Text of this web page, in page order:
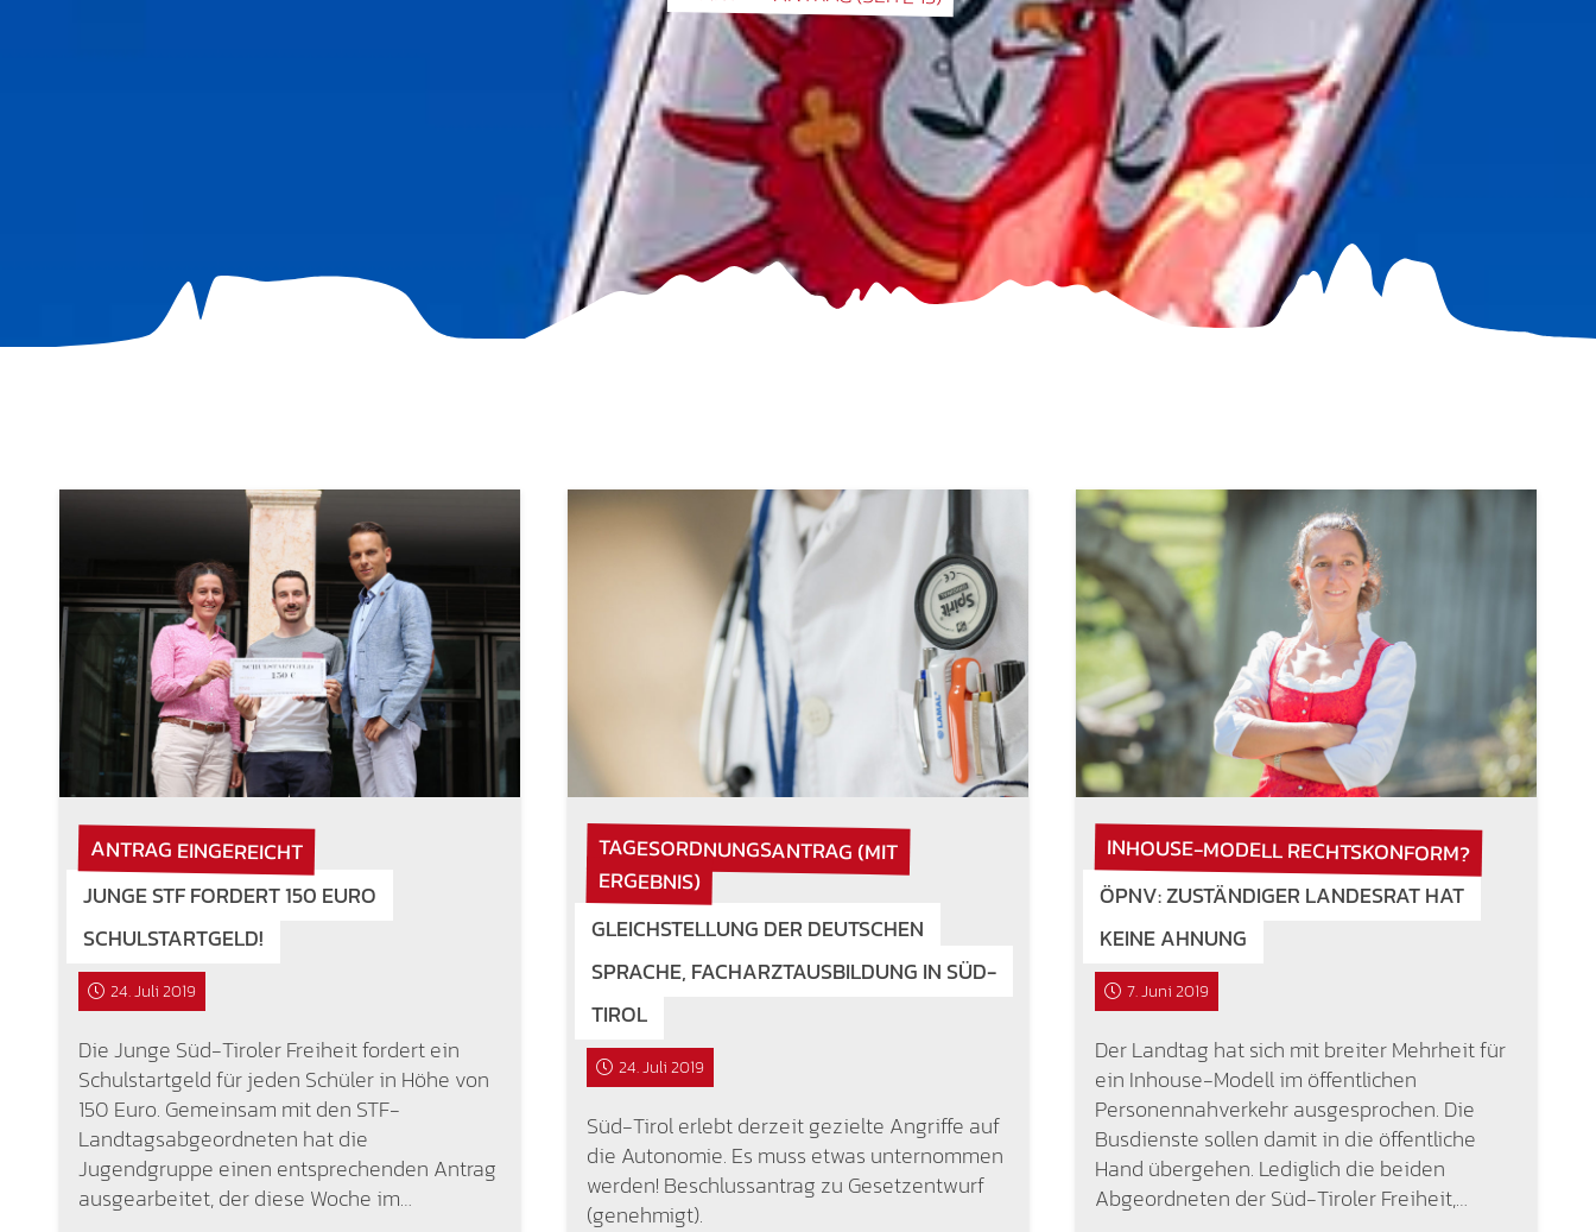
ANTRAG EINGEREICHT
JUNGE STF FORDERT 150 EURO
SCHULSTARTGELD!
24. Juli 2019
Die Junge Süd-Tiroler Freiheit fordert ein
Schulstartgeld für jeden Schüler in Höhe von
150 Euro. Gemeinsam mit den STF-
Landtagsabgeordneten hat die
Jugendgruppe einen entsprechenden Antrag
ausgearbeitet, der diese Woche im…
TAGESORDNUNGSANTRAG (MIT
ERGEBNIS)
GLEICHSTELLUNG DER DEUTSCHEN
SPRACHE, FACHARZTAUSBILDUNG IN SÜD-
TIROL
24. Juli 2019
Süd-Tirol erlebt derzeit gezielte Angriffe auf
die Autonomie. Es muss etwas unternommen
werden! Beschlussantrag zu Gesetzentwurf
(genehmigt).
INHOUSE-MODELL RECHTSKONFORM?
ÖPNV: ZUSTÄNDIGER LANDESRAT HAT
KEINE AHNUNG
7. Juni 2019
Der Landtag hat sich mit breiter Mehrheit für
ein Inhouse-Modell im öffentlichen
Personennahverkehr ausgesprochen. Die
Busdienste sollen damit in die öffentliche
Hand übergehen. Lediglich die beiden
Abgeordneten der Süd-Tiroler Freiheit,…